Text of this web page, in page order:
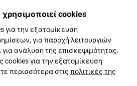
Fix
τακτικά πληροφορίες σχετικά
την προσφορά μας. Ταυτόχρονα,
cookies
για την εξατομίκευση
για παροχή λειτουργιών
ανάλυση της επισκεψιμότητας.
cookies για την εξατομίκευση
περισσότερα στις πολιτικές της